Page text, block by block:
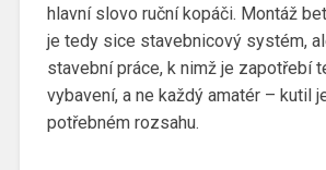
hlavní slovo ruční kopáči. Montáž
je tedy sice stavebnicový systém,
stavební práce, k nimž je zapotřebí
vybavení, a ne každý amatér – kutil
potřebném rozsahu.